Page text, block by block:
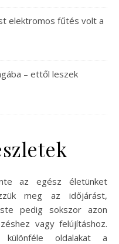
elektromos fűtés volt a
– ettől leszek
meg az időjárást,
pedig sokszor azon
vagy felújításhoz.
oldalakat a